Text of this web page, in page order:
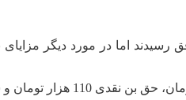
چهارشنبه بر سر افزایش 14 درصدی حداقل مزد به